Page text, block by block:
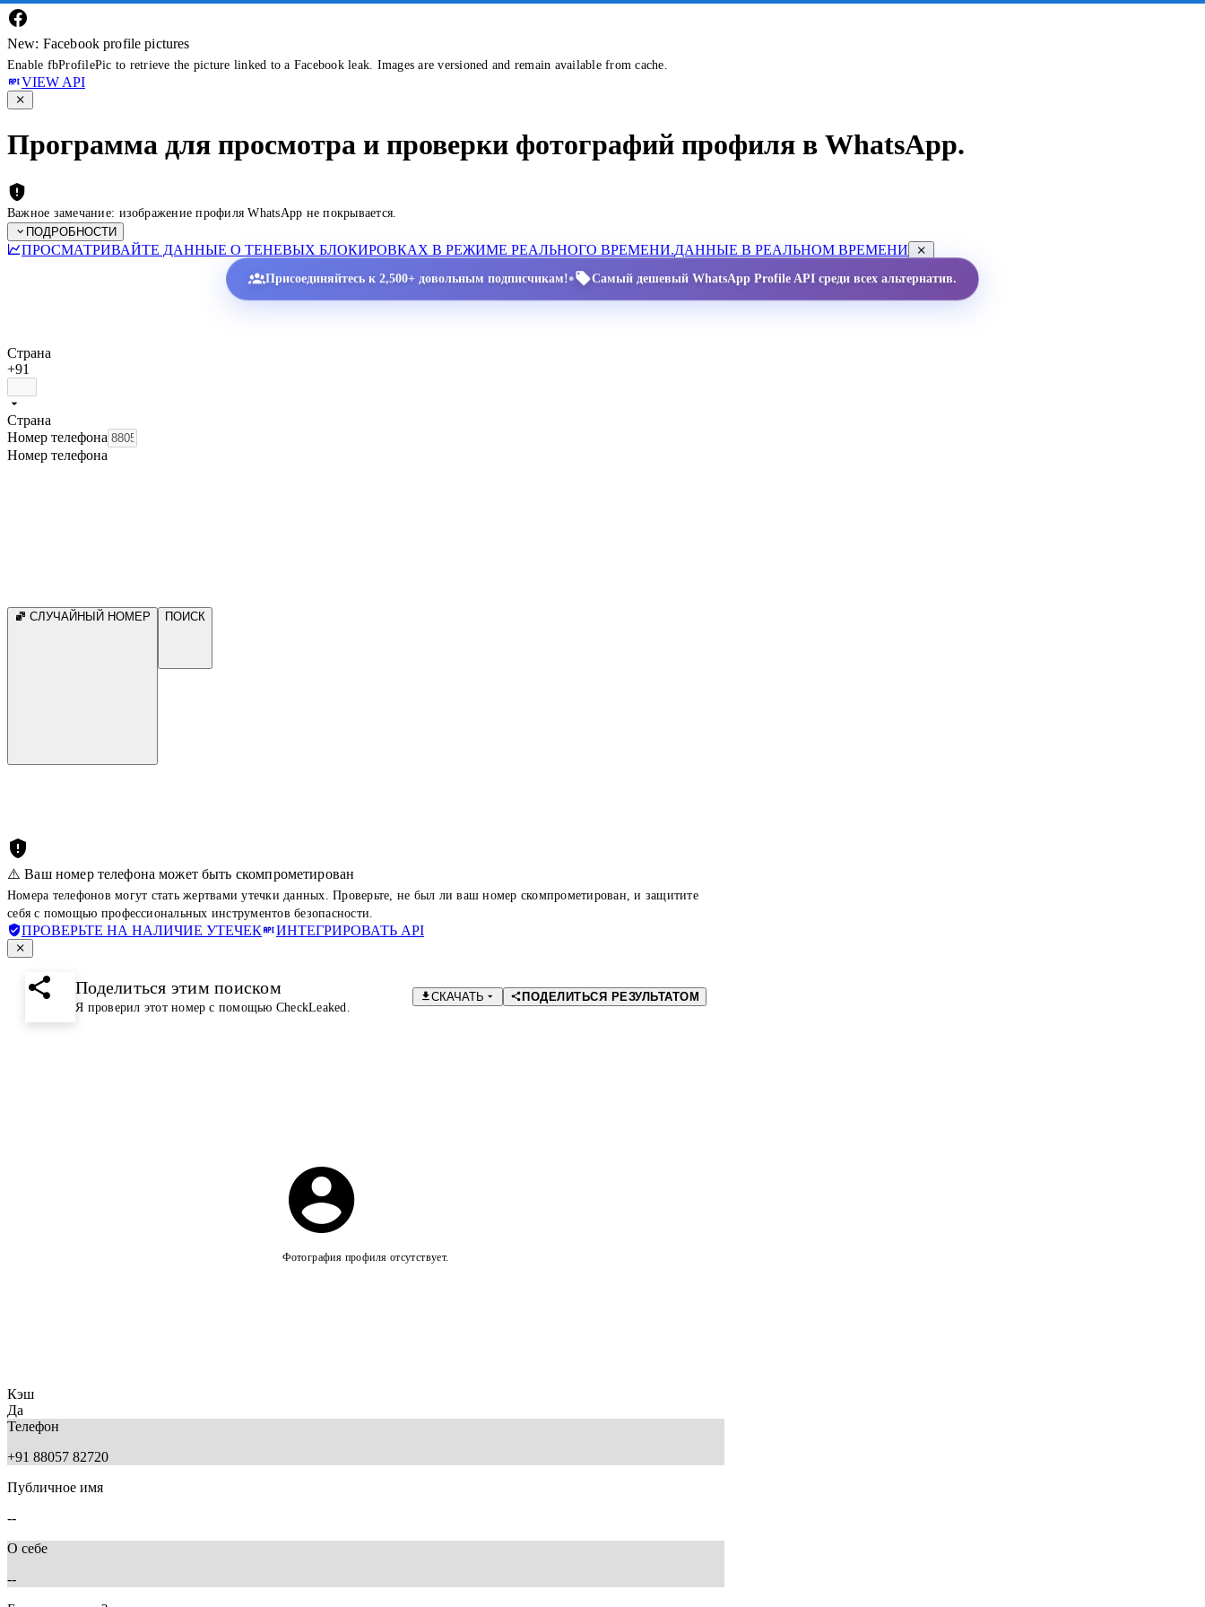
New: Facebook profile pictures
Enable fbProfilePic to retrieve the picture linked to a Facebook leak. Images are versioned and remain available from cache.
VIEW API
Программа для просмотра и проверки фотографий профиля в WhatsApp.
Важное замечание: изображение профиля WhatsApp не покрывается.
ПОДРОБНОСТИ
ПРОСМАТРИВАЙТЕ ДАННЫЕ О ТЕНЕВЫХ БЛОКИРОВКАХ В РЕЖИМЕ РЕАЛЬНОГО ВРЕМЕНИ.ДАННЫЕ В РЕАЛЬНОМ ВРЕМЕНИ
Присоединяйтесь к 2,500+ довольным подписчикам!• Самый дешевый WhatsApp Profile API среди всех альтернатив.
Страна
+91
Страна
Номер телефона
Номер телефона
СЛУЧАЙНЫЙ НОМЕР ПОИСК
⚠️ Ваш номер телефона может быть скомпрометирован
Номера телефонов могут стать жертвами утечки данных. Проверьте, не был ли ваш номер скомпрометирован, и защитите
себя с помощью профессиональных инструментов безопасности.
ПРОВЕРЬТЕ НА НАЛИЧИЕ УТЕЧЕК ИНТЕГРИРОВАТЬ API
Поделиться этим поиском
Я проверил этот номер с помощью CheckLeaked.
СКАЧАТЬ ПОДЕЛИТЬСЯ РЕЗУЛЬТАТОМ
Фотография профиля отсутствует.
Кэш
Да
Телефон
+91 88057 82720
Публичное имя
--
О себе
--